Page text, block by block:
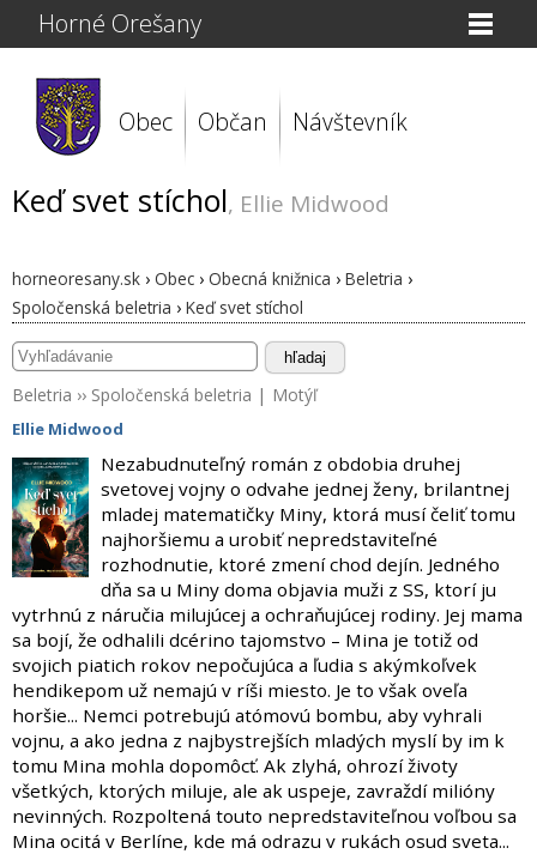
Horné Orešany
Obec Občan Návštevník
Keď svet stíchol, Ellie Midwood
horneoresany.sk › Obec › Obecná knižnica › Beletria ›
Spoločenská beletria › Keď svet stíchol
hľadaj
Beletria ›› Spoločenská beletria | Motýľ
Ellie Midwood
Nezabudnuteľný román z obdobia druhej
svetovej vojny o odvahe jednej ženy, brilantnej
mladej matematičky Miny, ktorá musí čeliť tomu
najhoršiemu a urobiť nepredstaviteľné
rozhodnutie, ktoré zmení chod dejín. Jedného
dňa sa u Miny doma objavia muži z SS, ktorí ju
vytrhnú z náručia milujúcej a ochraňujúcej rodiny. Jej mama
sa bojí, že odhalili dcérino tajomstvo – Mina je totiž od
svojich piatich rokov nepočujúca a ľudia s akýmkoľvek
hendikepom už nemajú v ríši miesto. Je to však oveľa
horšie... Nemci potrebujú atómovú bombu, aby vyhrali
vojnu, a ako jedna z najbystrejších mladých myslí by im k
tomu Mina mohla dopomôcť. Ak zlyhá, ohrozí životy
všetkých, ktorých miluje, ale ak uspeje, zavraždí milióny
nevinných. Rozpoltená touto nepredstaviteľnou voľbou sa
Mina ocitá v Berlíne, kde má odrazu v rukách osud sveta...